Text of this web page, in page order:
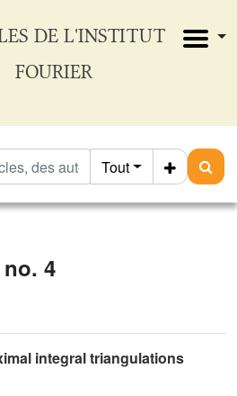
DE L'INSTITUT
FOURIER
Tout
no. 4
integral triangulations